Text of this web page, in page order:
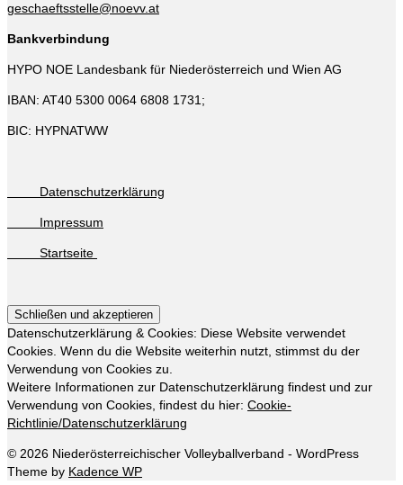
geschaeftsstelle@noevv.at
Bankverbindung
HYPO NOE Landesbank für Niederösterreich und Wien AG
IBAN: AT40 5300 0064 6808 1731;
BIC: HYPNATWW
Datenschutzerklärung
Impressum
Startseite
Datenschutzerklärung & Cookies: Diese Website verwendet
Cookies. Wenn du die Website weiterhin nutzt, stimmst du der
Verwendung von Cookies zu.
Weitere Informationen zur Datenschutzerklärung findest und zur
Verwendung von Cookies, findest du hier: Cookie-
Richtlinie/Datenschutzerklärung
© 2026 Niederösterreichischer Volleyballverband - WordPress
Theme by Kadence WP